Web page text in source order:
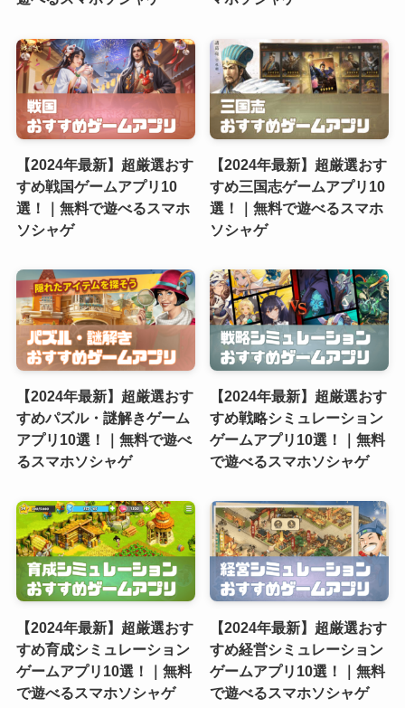
【2024年最新】超厳選おす
すめ戦国ゲームアプリ10
選！｜無料で遊べるスマホ
ソシャゲ
【2024年最新】超厳選おす
すめ三国志ゲームアプリ10
選！｜無料で遊べるスマホ
ソシャゲ
【2024年最新】超厳選おす
すめパズル・謎解きゲーム
アプリ10選！｜無料で遊べ
るスマホソシャゲ
【2024年最新】超厳選おす
すめ戦略シミュレーション
ゲームアプリ10選！｜無料
で遊べるスマホソシャゲ
【2024年最新】超厳選おす
すめ育成シミュレーション
ゲームアプリ10選！｜無料
で遊べるスマホソシャゲ
【2024年最新】超厳選おす
すめ経営シミュレーション
ゲームアプリ10選！｜無料
で遊べるスマホソシャゲ